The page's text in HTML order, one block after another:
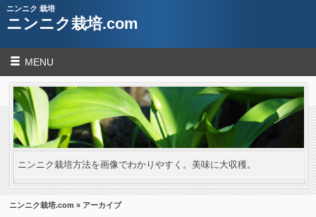
ニンニク 栽培
ニンニク栽培.com
MENU
ニンニク栽培方法を画像でわかりやすく。美味に大収穫。
ニンニク栽培.com » アーカイブ